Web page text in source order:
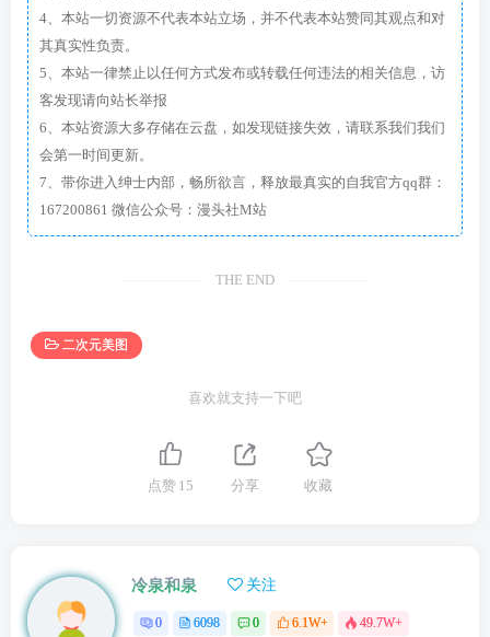
4、本站一切资源不代表本站立场，并不代表本站赞同其观点和对
其真实性负责。
5、本站一律禁止以任何方式发布或转载任何违法的相关信息，访
客发现请向站长举报
6、本站资源大多存储在云盘，如发现链接失效，请联系我们我们
会第一时间更新。
7、带你进入绅士内部，畅所欲言，释放最真实的自我官方qq群：
167200861 微信公众号：漫头社M站
THE END
二次元美图
喜欢就支持一下吧
点赞 15 分享 收藏
冷泉和泉 关注
0 6098 0 6.1W+ 49.7W+